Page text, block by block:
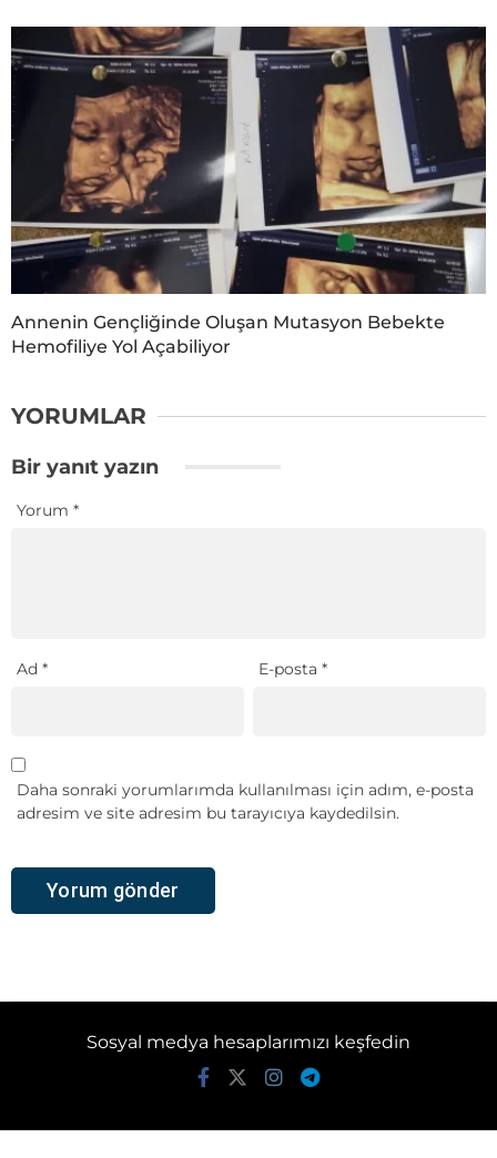
Annenin Gençliğinde Oluşan Mutasyon Bebekte
Hemofiliye Yol Açabiliyor
YORUMLAR
Bir yanıt yazın
Yorum *
Ad * E-posta*
Daha sonraki yorumlarımda kullanılması için adım, e-posta
adresim ve site adresim bu tarayıcıya kaydedilsin.
Sosyal medya hesaplarımızı keşfedin